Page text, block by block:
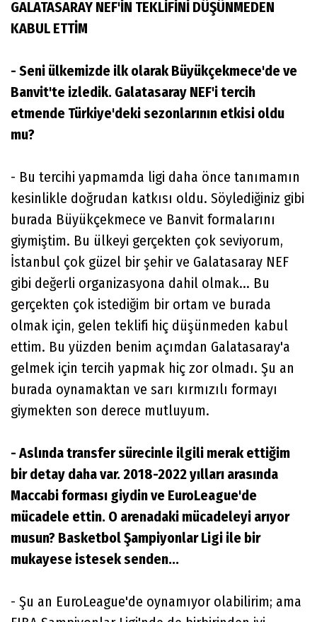
GALATASARAY NEF'İN TEKLİFİNİ DÜŞÜNMEDEN
KABUL ETTİM
- Seni ülkemizde ilk olarak Büyükçekmece'de ve
Banvit'te izledik. Galatasaray NEF'i tercih
etmende Türkiye'deki sezonlarının etkisi oldu
mu?
- Bu tercihi yapmamda ligi daha önce tanımamın
kesinlikle doğrudan katkısı oldu. Söylediğiniz gibi
burada Büyükçekmece ve Banvit formalarını
giymiştim. Bu ülkeyi gerçekten çok seviyorum,
İstanbul çok güzel bir şehir ve Galatasaray NEF
gibi değerli organizasyona dahil olmak... Bu
gerçekten çok istediğim bir ortam ve burada
olmak için, gelen teklifi hiç düşünmeden kabul
ettim. Bu yüzden benim açımdan Galatasaray'a
gelmek için tercih yapmak hiç zor olmadı. Şu an
burada oynamaktan ve sarı kırmızılı formayı
giymekten son derece mutluyum.
- Aslında transfer sürecinle ilgili merak ettiğim
bir detay daha var. 2018-2022 yılları arasında
Maccabi forması giydin ve EuroLeague'de
mücadele ettin. O arenadaki mücadeleyi arıyor
musun? Basketbol Şampiyonlar Ligi ile bir
mukayese istesek senden...
- Şu an EuroLeague'de oynamıyor olabilirim; ama